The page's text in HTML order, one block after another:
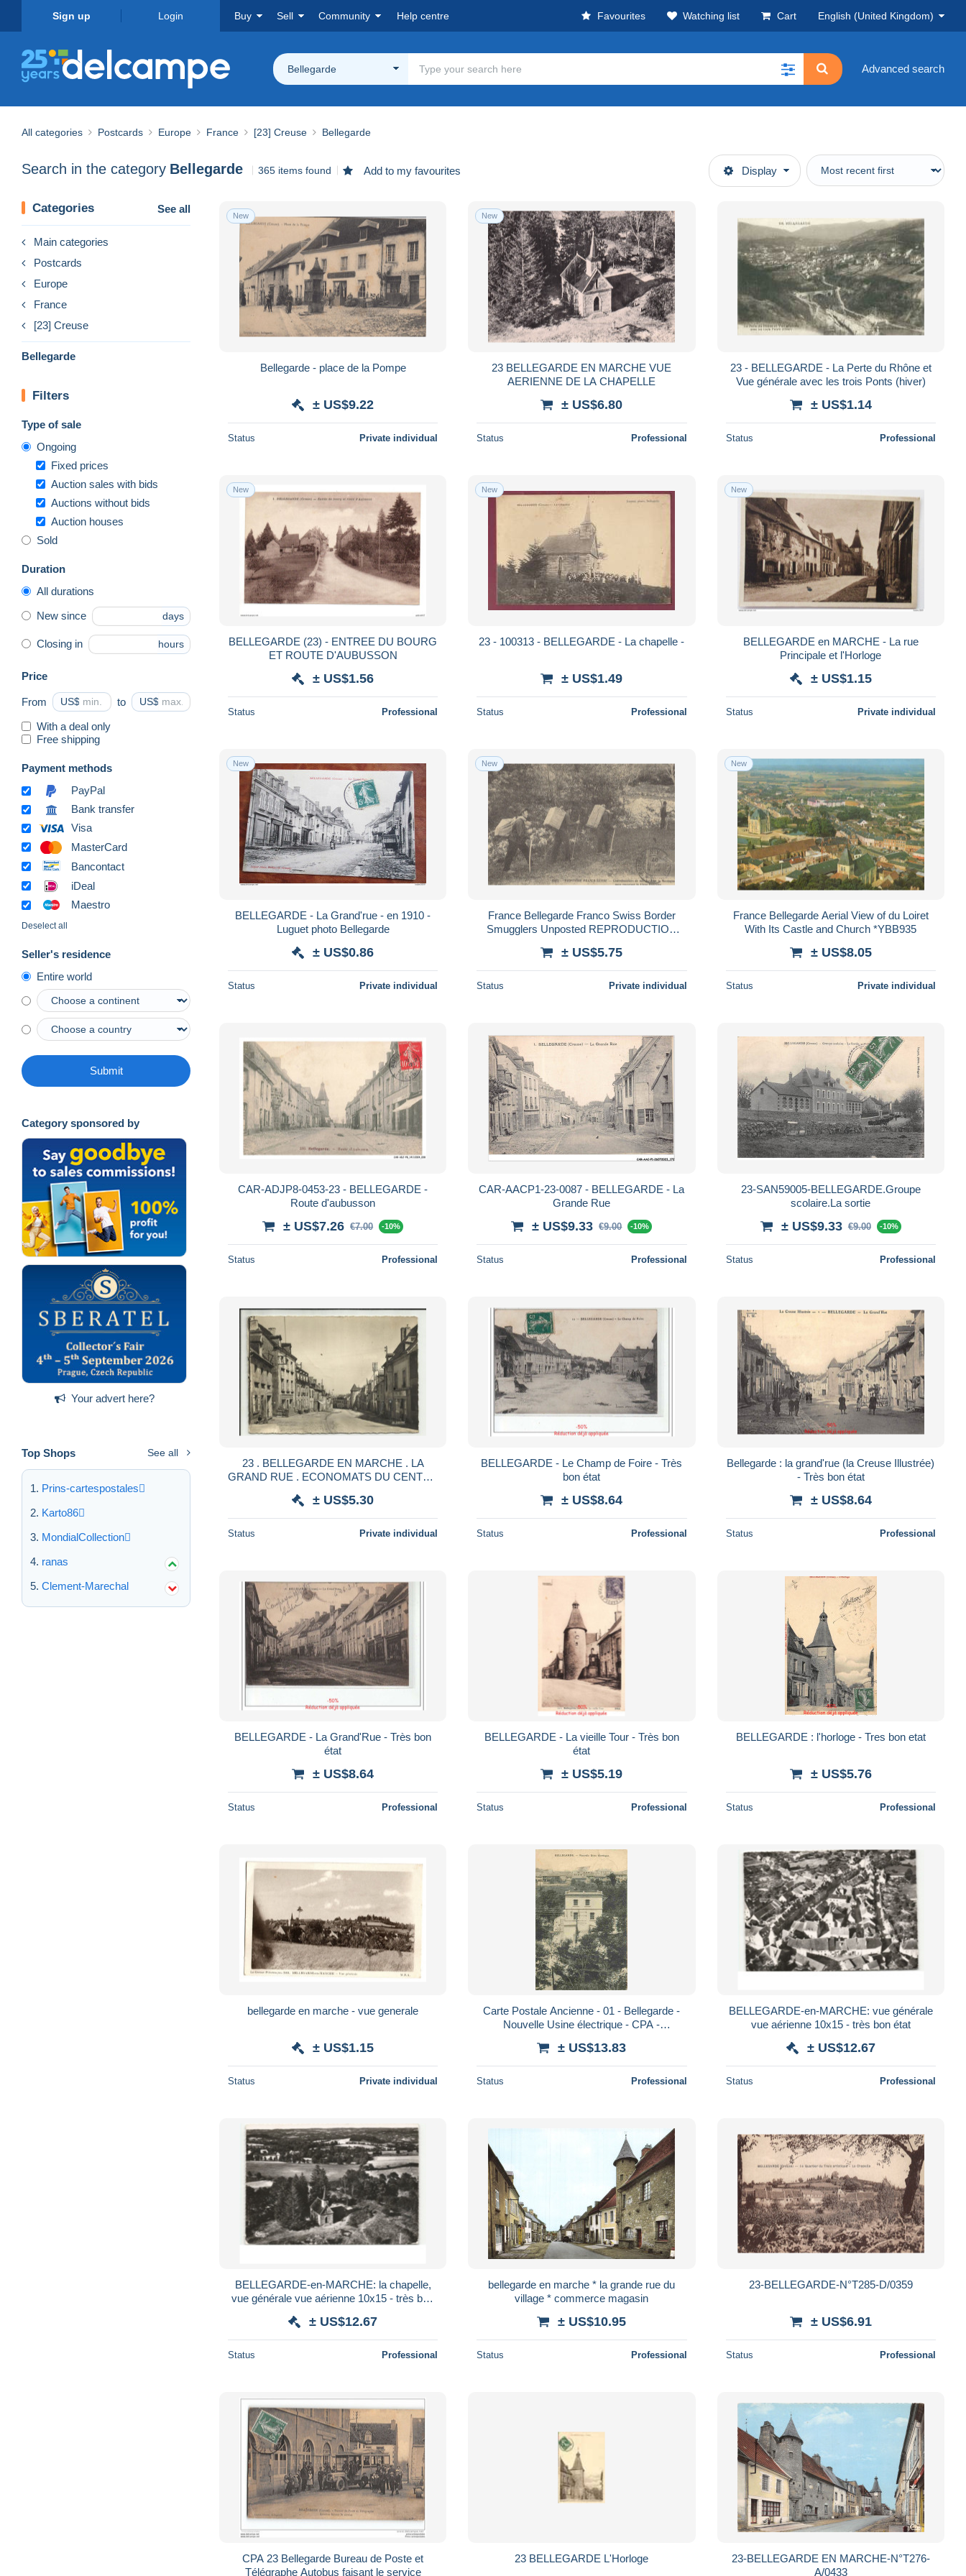
Sign up Login Buy Sell Community Help centre Favourites Watching list Cart English (United Kingdom)
Bellegarde Advanced search
All categories Postcards Europe France [23] Creuse Bellegarde
Search in the category Bellegarde 365 items found Add to my favourites Display
Categories See all
Main categories
Postcards
Europe
France
[23] Creuse
Bellegarde
Filters
Type of sale
Ongoing
Fixed prices
Auction sales with bids
Auctions without bids
Auction houses
Sold
Duration
All durations
New since days
Closing in hours
Price
From US$ to US$
With a deal only
Free shipping
Payment methods
PayPal
Bank transfer
Visa
MasterCard
Bancontact
iDeal
Maestro
Deselect all
Seller's residence
Entire world
Submit
Category sponsored by
Your advert here?
Top Shops See all
Prins-cartespostales
Karto86
MondialCollection
ranas
Clement-Marechal
New
Bellegarde - place de la Pompe
± US$9.22
Status Private individual
New
23 BELLEGARDE EN MARCHE VUE
AERIENNE DE LA CHAPELLE
± US$6.80
Status Professional
23 - BELLEGARDE - La Perte du Rhône et
Vue générale avec les trois Ponts (hiver)
± US$1.14
Status Professional
New
BELLEGARDE (23) - ENTREE DU BOURG
ET ROUTE D'AUBUSSON
± US$1.56
Status Professional
New
23 - 100313 - BELLEGARDE - La chapelle -
± US$1.49
Status Professional
New
BELLEGARDE en MARCHE - La rue
Principale et l'Horloge
± US$1.15
Status Private individual
New
BELLEGARDE - La Grand'rue - en 1910 -
Luguet photo Bellegarde
± US$0.86
Status Private individual
New
France Bellegarde Franco Swiss Border
Smugglers Unposted REPRODUCTION
± US$5.75
Status Private individual
New
France Bellegarde Aerial View of du Loiret
With Its Castle and Church *YBB935
± US$8.05
Status Private individual
CAR-ADJP8-0453-23 - BELLEGARDE -
Route d'aubusson
± US$7.26 €7.00 -10%
Status Professional
CAR-AACP1-23-0087 - BELLEGARDE - La
Grande Rue
± US$9.33 €9.00 -10%
Status Professional
23-SAN59005-BELLEGARDE.Groupe
scolaire.La sortie
± US$9.33 €9.00 -10%
Status Professional
23 . BELLEGARDE EN MARCHE . LA
GRAND RUE . ECONOMATS DU CENTRE
± US$5.30
Status Private individual
BELLEGARDE - Le Champ de Foire - Très
bon état
± US$8.64
Status Professional
Bellegarde : la grand'rue (la Creuse Illustrée)
- Très bon état
± US$8.64
Status Professional
BELLEGARDE - La Grand'Rue - Très bon
état
± US$8.64
Status Professional
BELLEGARDE - La vieille Tour - Très bon
état
± US$5.19
Status Professional
BELLEGARDE : l'horloge - Tres bon etat
± US$5.76
Status Professional
bellegarde en marche - vue generale
± US$1.15
Status Private individual
Carte Postale Ancienne - 01 - Bellegarde -
Nouvelle Usine électrique - CPA -
± US$13.83
Status Professional
BELLEGARDE-en-MARCHE: vue générale
vue aérienne 10x15 - très bon état
± US$12.67
Status Professional
BELLEGARDE-en-MARCHE: la chapelle,
vue générale vue aérienne 10x15 - très bon
± US$12.67
Status Professional
bellegarde en marche * la grande rue du
village * commerce magasin
± US$10.95
Status Professional
23-BELLEGARDE-N°T285-D/0359
± US$6.91
Status Professional
CPA 23 Bellegarde Bureau de Poste et
Télégraphe Autobus faisant le service
23 BELLEGARDE L'Horloge
23-BELLEGARDE EN MARCHE-N°T276-
A/0433